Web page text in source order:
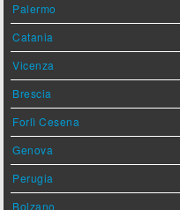
Palermo
Catania
Vicenza
Brescia
Forlì Cesena
Genova
Perugia
Bolzano